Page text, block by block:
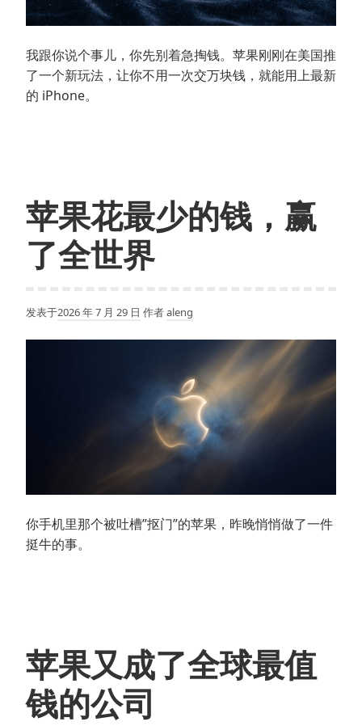
我跟你说个事儿，你先别着急掏钱。苹果刚刚在美国推
了一个新玩法，让你不用一次交万块钱，就能用上最新
的 iPhone。
苹果花最少的钱，赢
了全世界
发表于2026 年 7 月 29 日 作者aleng
你手机里那个被吐槽”抠门”的苹果，昨晚悄悄做了一件
挺牛的事。
苹果又成了全球最值
钱的公司